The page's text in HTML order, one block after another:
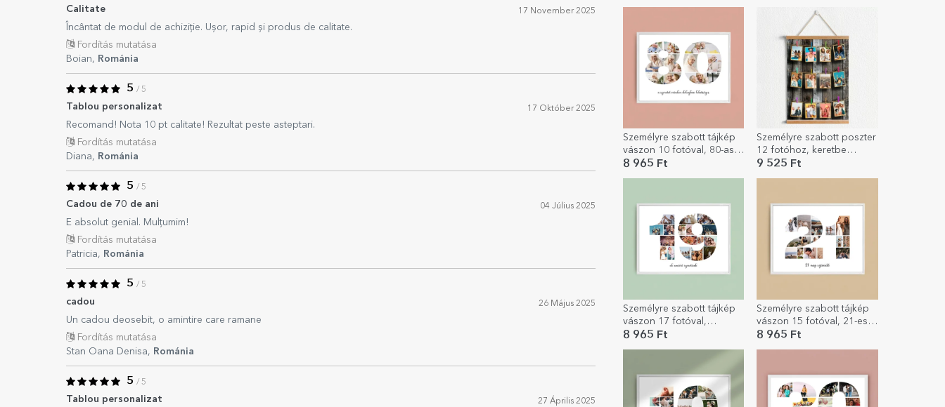
Személyre szabott tájkép
vászon 10 fotóval, 80-as
modellszámmal és
8 965 Ft
Személyre szabott poszter
12 fotóhoz, keretbe
helyezhető akasztókkal
9 525 Ft
Személyre szabott tájkép
vászon 17 fotóval,
modellszám 19 és
8 965 Ft
Személyre szabott tájkép
vászon 15 fotóval, 21-es
modellszámmal és
8 965 Ft
Calitate 17 November 2025
Încântat de modul de achiziție. Ușor, rapid și produs de calitate.
Fordítás mutatása
Boian, Románia
5 / 5
Tablou personalizat 17 Október 2025
Recomand! Nota 10 pt calitate! Rezultat peste asteptari.
Fordítás mutatása
Diana, Románia
5 / 5
Cadou de 70 de ani 04 Július 2025
E absolut genial. Mulțumim!
Fordítás mutatása
Patricia, Románia
5 / 5
cadou 26 Május 2025
Un cadou deosebit, o amintire care ramane
Fordítás mutatása
Stan Oana Denisa, Románia
5 / 5
Tablou personalizat 27 Április 2025